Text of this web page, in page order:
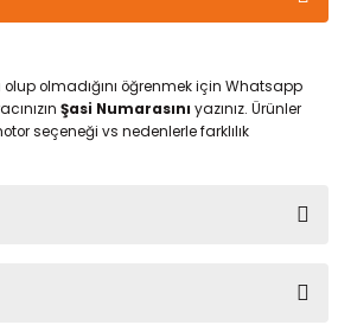
olmadığını öğrenmek için Whatsapp
Şasi Numarasını yazınız. Ürünler
seçeneği vs nedenlerle farklılık